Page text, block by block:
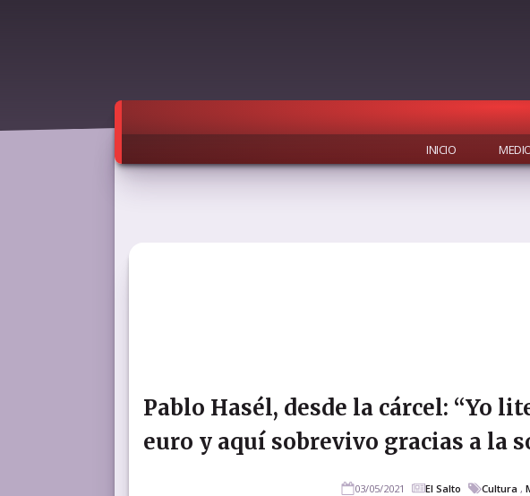
INICIO
Pablo Hasél, desde la cárcel: “Yo
euro y aquí sobrevivo gracias a la
03/05/2021 El Salto Cultura ,